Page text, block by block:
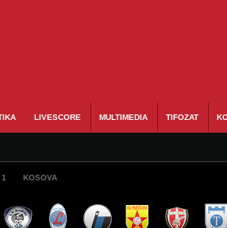
LIVESCORE MULTIMEDIA TIFOZAT
KOSOVA